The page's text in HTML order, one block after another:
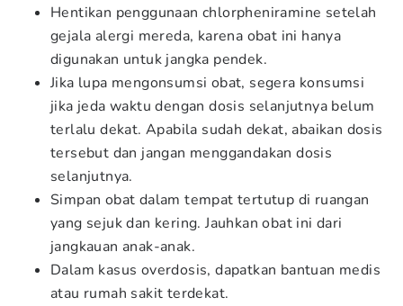
Hentikan penggunaan chlorpheniramine setelah
gejala alergi mereda, karena obat ini hanya
digunakan untuk jangka pendek.
Jika lupa mengonsumsi obat, segera konsumsi
jika jeda waktu dengan dosis selanjutnya belum
terlalu dekat. Apabila sudah dekat, abaikan dosis
tersebut dan jangan menggandakan dosis
selanjutnya.
Simpan obat dalam tempat tertutup di ruangan
yang sejuk dan kering. Jauhkan obat ini dari
jangkauan anak-anak.
Dalam kasus overdosis, dapatkan bantuan medis
atau rumah sakit terdekat.